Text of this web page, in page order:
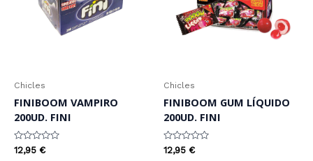
Chicles
FINIBOOM VAMPIRO
200UD. FINI
Valorado
con
12,95 €
Chicles
FINIBOOM GUM LÍQUIDO
200UD. FINI
Valorado
con
12,95 €